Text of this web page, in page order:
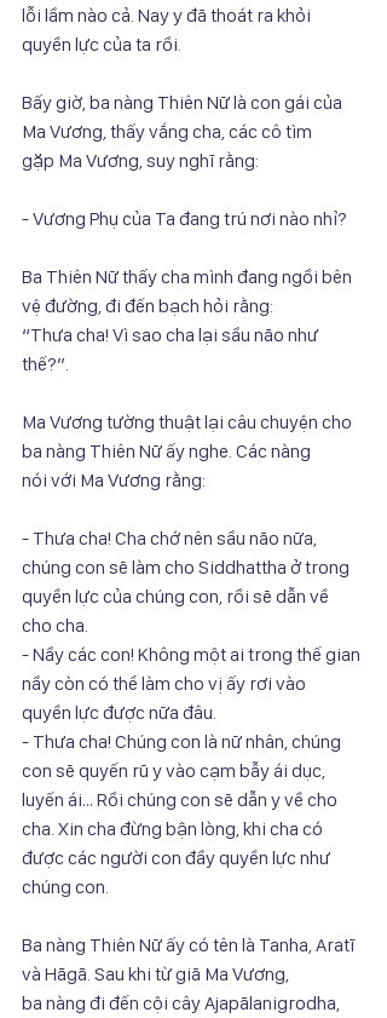
lỗi lầm nào cả. Nay y đã thoát ra khỏi
quyền lực của ta rồi.
Bấy giờ, ba nàng Thiên Nữ là con gái của
Ma Vương, thấy vắng cha, các cô tìm
gặp Ma Vương, suy nghĩ rằng:
- Vương Phụ của Ta đang trú nơi nào nhỉ?
Ba Thiên Nữ thấy cha mình đang ngồi bên
vệ đường, đi đến bạch hỏi rằng:
“Thưa cha! Vì sao cha lại sầu não như
thế?”.
Ma Vương tường thuật lại câu chuyện cho
ba nàng Thiên Nữ ấy nghe. Các nàng
nói với Ma Vương rằng:
- Thưa cha! Cha chớ nên sầu não nữa,
chúng con sẽ làm cho Siddhattha ở trong
quyền lực của chúng con, rồi sẽ dẫn về
cho cha.
- Nầy các con! Không một ai trong thế gian
nầy còn có thể làm cho vị ấy rơi vào
quyền lực được nữa đâu.
- Thưa cha! Chúng con là nữ nhân, chúng
con sẽ quyến rũ y vào cạm bẫy ái dục,
luyến ái… Rồi chúng con sẽ dẫn y về cho
cha. Xin cha đừng bận lòng, khi cha có
được các người con đầy quyền lực như
chúng con.
Ba nàng Thiên Nữ ấy có tên là Tanha, Aratī
và Hāgā. Sau khi từ giã Ma Vương,
ba nàng đi đến cội cây Ajapālanigrodha,